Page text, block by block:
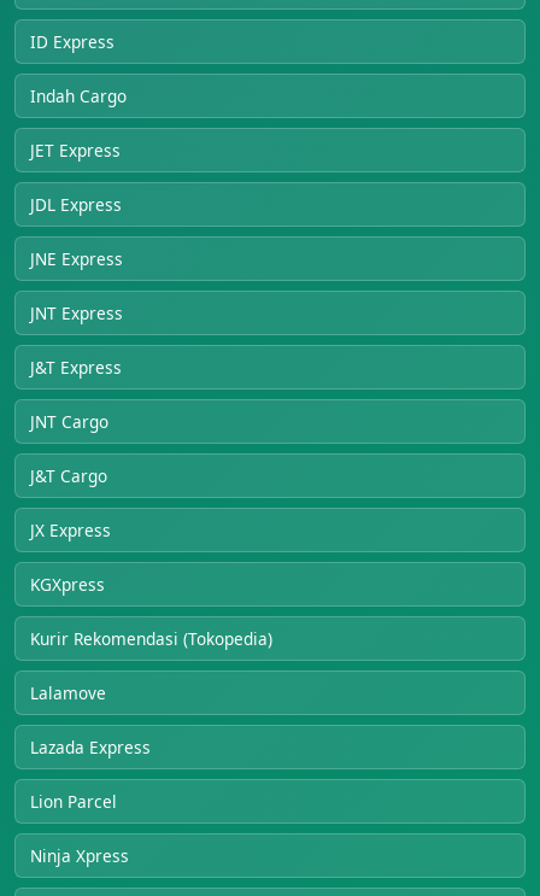
ID Express
Indah Cargo
JET Express
JDL Express
JNE Express
JNT Express
J&T Express
JNT Cargo
J&T Cargo
JX Express
KGXpress
Kurir Rekomendasi (Tokopedia)
Lalamove
Lazada Express
Lion Parcel
Ninja Xpress